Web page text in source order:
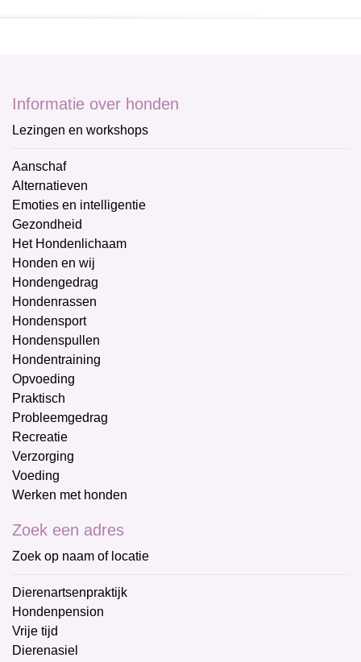
Informatie over honden
Lezingen en workshops
Aanschaf
Alternatieven
Emoties en intelligentie
Gezondheid
Het Hondenlichaam
Honden en wij
Hondengedrag
Hondenrassen
Hondensport
Hondenspullen
Hondentraining
Opvoeding
Praktisch
Probleemgedrag
Recreatie
Verzorging
Voeding
Werken met honden
Zoek een adres
Zoek op naam of locatie
Dierenartsenpraktijk
Hondenpension
Vrije tijd
Dierenasiel